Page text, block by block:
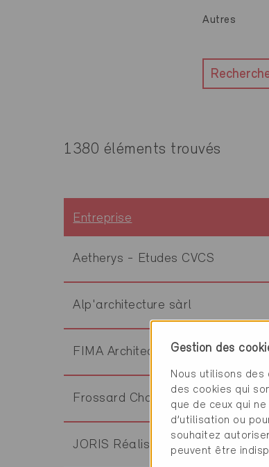
Autres
1380 éléments trouvés
Entreprise
Aetherys - Etudes CVCS
Alp'architecture sàrl
FIMA Architecture SA
Frossard Charpente et
JORIS Réalisations SA
Gestion des
Nous utilisons
des cookies qui
que de ceux qui
d’utilisation ou
souhaitez
peuvent être